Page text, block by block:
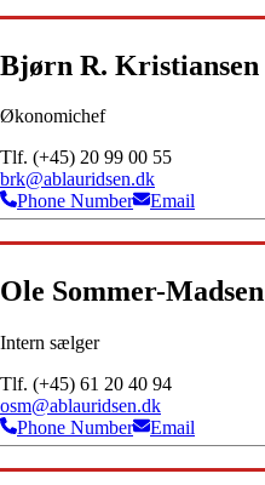
Bjørn R. Kristiansen
Økonomichef
Tlf. (+45) 20 99 00 55
brk@ablauridsen.dk
Phone Number
Email
Ole Sommer-Madsen
Intern sælger
Tlf. (+45) 61 20 40 94
osm@ablauridsen.dk
Phone Number
Email